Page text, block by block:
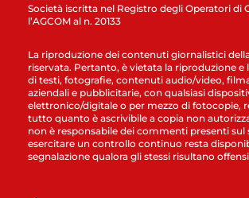
Società iscritta nel Registro degli Operatori di
l’AGCOM al n. 20133
La riproduzione dei contenuti giornalistici
riservata. Pertanto, è vietata la riproduzione e
di testi, fotografie, contenuti audio/video,
aziendali e pubblicitarie, con qualsiasi
elettronico/digitale o per mezzo di fotocopie,
tutto quanto è ascrivibile a copia non
non è responsabile dei commenti presenti
esercitare un controllo continuo resta
segnalazione qualora gli stessi risultano